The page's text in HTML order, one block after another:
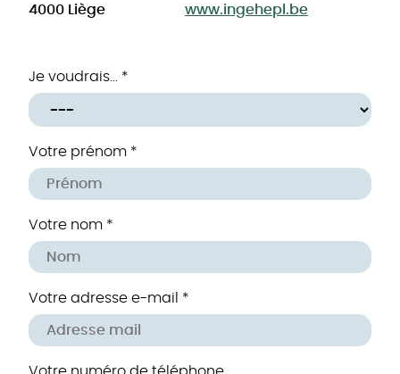
4000
Liège
www.ingehepl.be
Je voudrais... *
Votre prénom *
Votre nom *
Votre adresse e-mail *